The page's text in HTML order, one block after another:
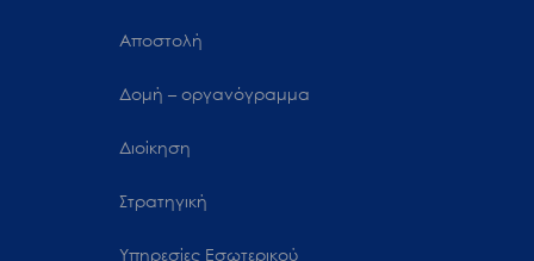
Αποστολή
Δομή – οργανόγραμμα
Διοίκηση
Στρατηγική
Υπηρεσίες Εσωτερικού